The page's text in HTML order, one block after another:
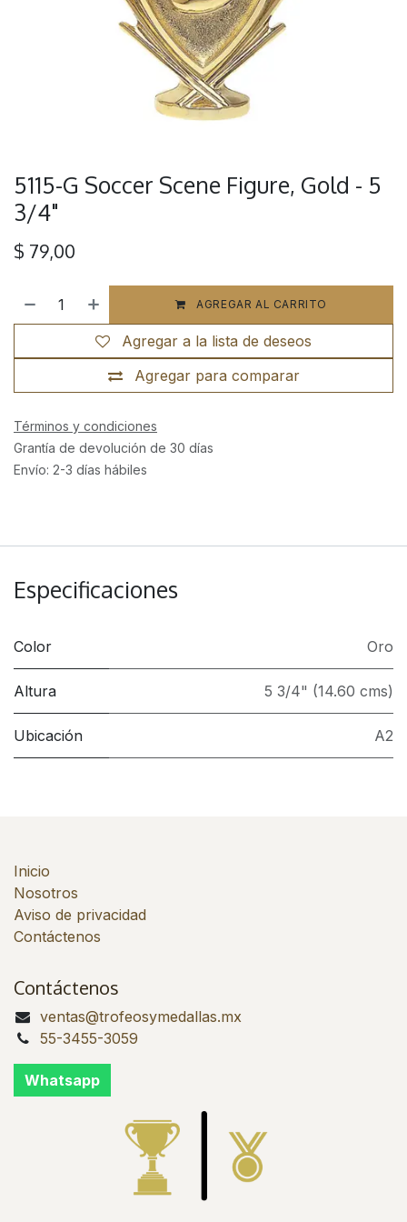
5115-G Soccer Scene Figure, Gold - 5
3/4"
$ 79,00
AGREGAR AL CARRITO
Agregar para comparar
Agregar a la lista de deseos
Términos y condiciones
Grantía de devolución de 30 días
Envío: 2-3 días hábiles
Especificaciones
Color Oro
Altura 5 3/4" (14.60 cms)
Ubicación A2
Inicio
Nosotros
Aviso de privacidad
Contáctenos
Contáctenos
ventas@trofeosymedallas.mx
55-3455-3059
Whatsapp